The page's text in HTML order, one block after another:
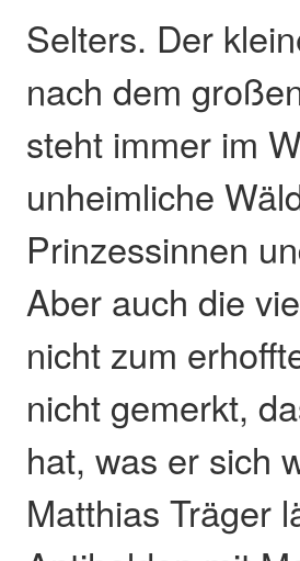
Selters. Der
nach dem
steht immer im
unheimliche
Prinzessinnen
Aber auch die
nicht zum
nicht gemerkt,
hat, was er sich
Matthias Träger